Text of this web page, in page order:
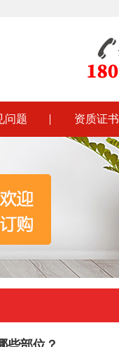
问题 资质证书